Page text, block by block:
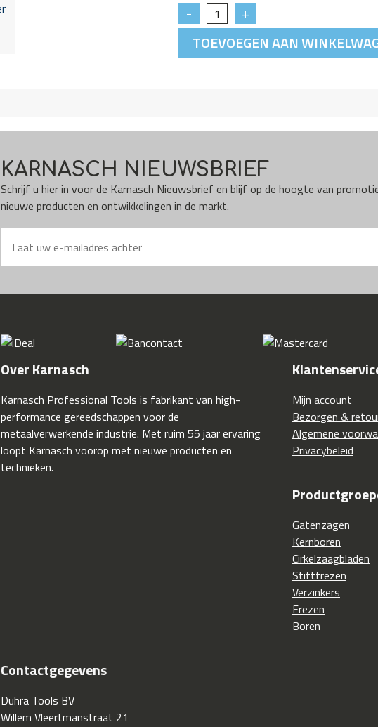
TOEVOEGEN AAN
KARNASCH NIEUWSBRIEF
Schrijf u hier in voor de Karnasch Nieuwsbrief en blijf op de hoogte van
nieuwe producten en ontwikkelingen in de markt.
Over Karnasch
Karnasch Professional Tools is fabrikant van high-
performance gereedschappen voor de
metaalverwerkende industrie. Met ruim 55 jaar ervaring
loopt Karnasch voorop met nieuwe producten en
technieken.
Mijn account
Bezorgen &
Algemene
Privacybeleid
Gatenzagen
Kernboren
Cirkelzaagbladen
Stiftfrezen
Verzinkers
Frezen
Boren
Contactgegevens
Duhra Tools BV
Willem Vleertmanstraat 21